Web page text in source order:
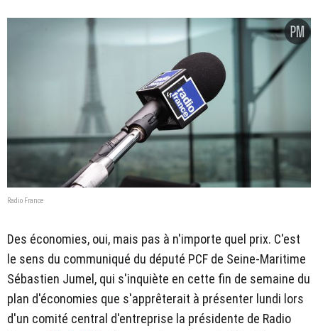
Radio France
Des économies, oui, mais pas à n'importe quel prix. C'est
le sens du communiqué du député PCF de Seine-Maritime
Sébastien Jumel, qui s'inquiète en cette fin de semaine du
plan d'économies que s'apprêterait à présenter lundi lors
d'un comité central d'entreprise la présidente de Radio